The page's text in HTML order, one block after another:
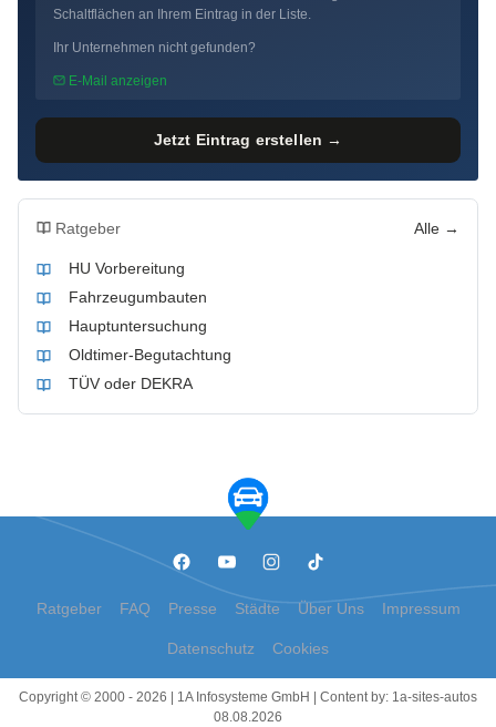
Schaltflächen an Ihrem Eintrag in der Liste.
Ihr Unternehmen nicht gefunden?
E-Mail anzeigen
Jetzt Eintrag erstellen →
Ratgeber Alle →
HU Vorbereitung
Fahrzeugumbauten
Hauptuntersuchung
Oldtimer-Begutachtung
TÜV oder DEKRA
Ratgeber FAQ Presse Städte Über Uns Impressum
Datenschutz Cookies
Copyright © 2000 - 2026 | 1A Infosysteme GmbH | Content by: 1a-sites-autos
08.08.2026